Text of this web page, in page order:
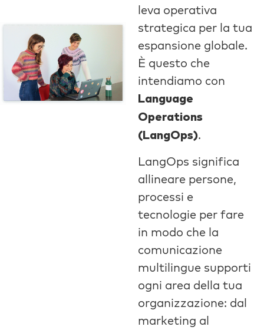
leva operativa
strategica per la tua
espansione globale.
È questo che
intendiamo con
Language
Operations
(LangOps).
LangOps significa
allineare persone,
processi e
tecnologie per fare
in modo che la
comunicazione
multilingue supporti
ogni area della tua
organizzazione: dal
marketing al